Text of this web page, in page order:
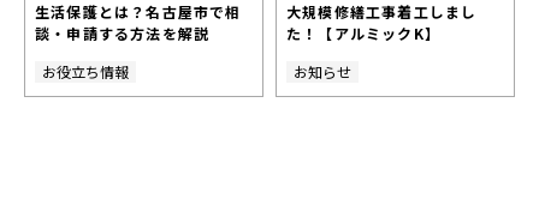
生活保護とは？名古屋市で相
談・申請する方法を解説
お役立ち情報
大規模修繕工事着工しまし
た！【アルミックK】
お知らせ